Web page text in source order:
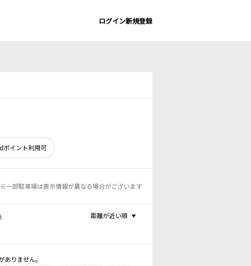
ログイン新規登録
dポイント利用可
※一部駐車場は表示情報が異なる場合がございます
距離が近い順
ありません。